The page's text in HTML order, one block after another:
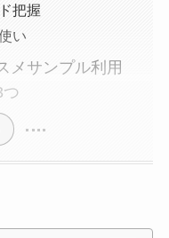
把握
い
メサンプル利用